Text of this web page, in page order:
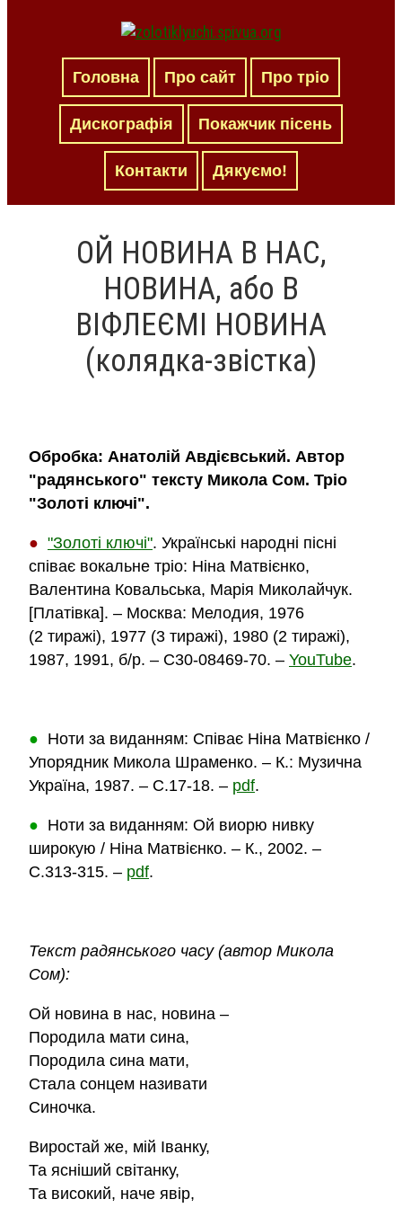
Головна Про сайт Про тріо
Дискографія Покажчик пісень
Контакти Дякуємо!
ОЙ НОВИНА В НАС,
НОВИНА, або В
ВІФЛЕЄМІ НОВИНА
(колядка-звістка)
Обробка: Анатолій Авдієвський. Автор
"радянського" тексту Микола Сом. Тріо
"Золоті ключі".
● "Золоті ключі". Українські народні пісні
співає вокальне тріо: Ніна Матвієнко,
Валентина Ковальська, Марія Миколайчук.
[Платівка]. – Москва: Мелодия, 1976
(2 тиражі), 1977 (3 тиражі), 1980 (2 тиражі),
1987, 1991, б/р. – C30-08469-70. – YouTube.
● Ноти за виданням: Співає Ніна Матвієнко /
Упорядник Микола Шраменко. – К.: Музична
Україна, 1987. – C.17-18. – pdf.
● Ноти за виданням: Ой виорю нивку
широкую / Ніна Матвієнко. – К., 2002. –
C.313-315. – pdf.
Текст радянського часу (автор Микола
Сом):
Ой новина в нас, новина –
Породила мати сина,
Породила сина мати,
Стала сонцем називати
Синочка.
Виростай же, мій Іванку,
Та ясніший світанку,
Та високий, наче явір,